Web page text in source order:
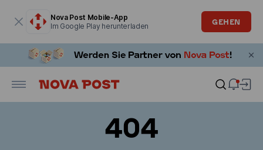
Nova Post Mobile-App
Im Google Play herunterladen
GEHEN
404